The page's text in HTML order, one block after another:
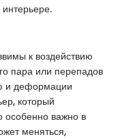
к воздействию
пара или перепадов
и деформации
который
особенно важно в
меняться,